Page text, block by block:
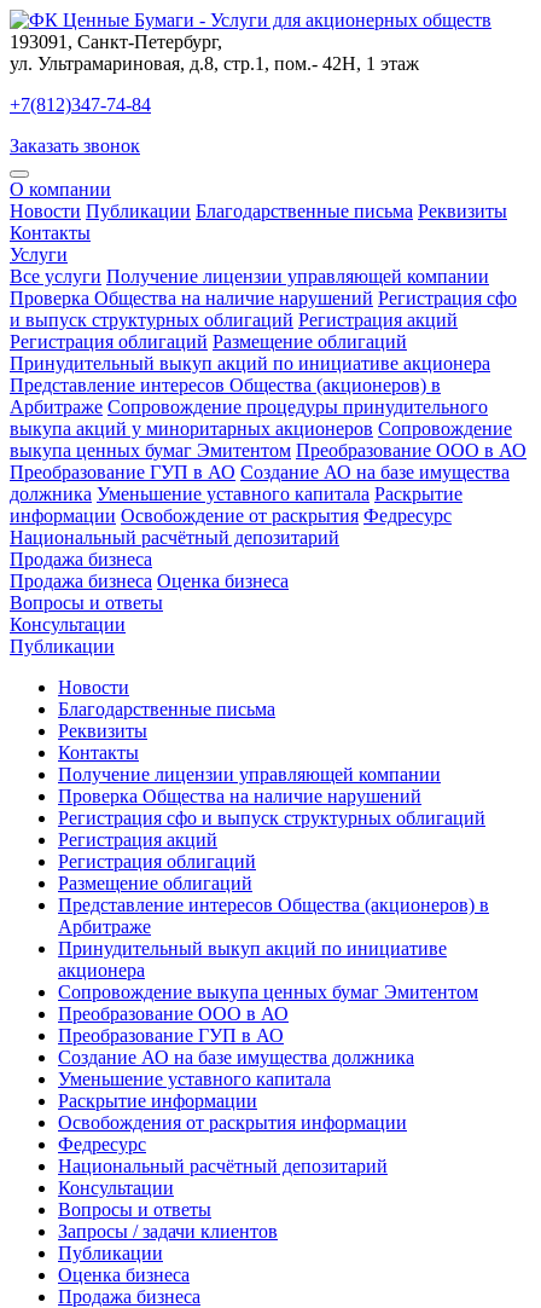
193091 , Санкт-Петербург,
ул. Ультрамариновая, д.8, стр.1, пом.- 42Н, 1 этаж
+7(812)347-74-84
Заказать звонок
О компании
Новости Публикации Благодарственные письма Реквизиты
Контакты
Услуги
Все услуги Получение лицензии управляющей компании
Проверка Общества на наличие нарушений Регистрация сфо
и выпуск структурных облигаций Регистрация акций
Регистрация облигаций Размещение облигаций
Принудительный выкуп акций по инициативе акционера
Представление интересов Общества (акционеров) в
Арбитраже Сопровождение процедуры принудительного
выкупа акций у миноритарных акционеров Сопровождение
выкупа ценных бумаг Эмитентом Преобразование ООО в АО
Преобразование ГУП в АО Создание АО на базе имущества
должника Уменьшение уставного капитала Раскрытие
информации Освобождение от раскрытия Федресурс
Национальный расчётный депозитарий
Продажа бизнеса
Продажа бизнеса Оценка бизнеса
Вопросы и ответы
Консультации
Публикации
Новости
Благодарственные письма
Реквизиты
Контакты
Получение лицензии управляющей компании
Проверка Общества на наличие нарушений
Регистрация сфо и выпуск структурных облигаций
Регистрация акций
Регистрация облигаций
Размещение облигаций
Представление интересов Общества (акционеров) в
Арбитраже
Принудительный выкуп акций по инициативе
акционера
Сопровождение выкупа ценных бумаг Эмитентом
Преобразование ООО в АО
Преобразование ГУП в АО
Создание АО на базе имущества должника
Уменьшение уставного капитала
Раскрытие информации
Освобождения от раскрытия информации
Федресурс
Национальный расчётный депозитарий
Консультации
Вопросы и ответы
Запросы / задачи клиентов
Публикации
Оценка бизнеса
Продажа бизнеса